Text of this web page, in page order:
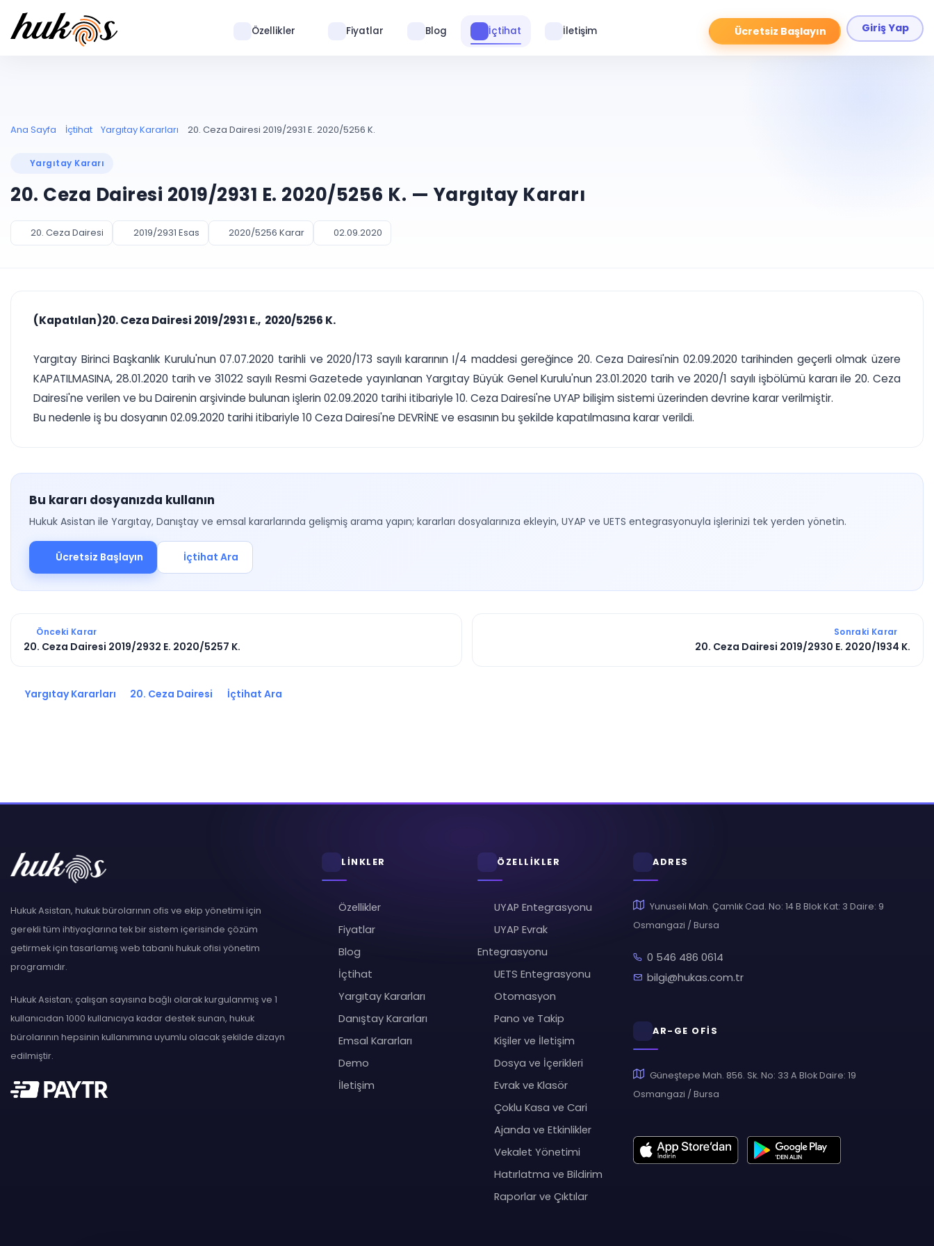
Ücretsiz Başlayın Giriş Yap
Özellikler Fiyatlar Blog İçtihat İletişim
Ana Sayfa İçtihat Yargıtay Kararları 20. Ceza Dairesi 2019/2931 E. 2020/5256 K.
Yargıtay Kararı
20. Ceza Dairesi 2019/2931 E. 2020/5256 K. — Yargıtay Kararı
20. Ceza Dairesi 2019/2931 Esas 2020/5256 Karar 02.09.2020
(Kapatılan)20. Ceza Dairesi 2019/2931 E., 2020/5256 K.
Yargıtay Birinci Başkanlık Kurulu'nun 07.07.2020 tarihli ve 2020/173 sayılı kararının I/4 maddesi gereğince 20. Ceza Dairesi'nin 02.09.2020 tarihinden geçerli olmak üzere
KAPATILMASINA, 28.01.2020 tarih ve 31022 sayılı Resmi Gazetede yayınlanan Yargıtay Büyük Genel Kurulu'nun 23.01.2020 tarih ve 2020/1 sayılı işbölümü kararı ile 20. Ceza
Dairesi'ne verilen ve bu Dairenin arşivinde bulunan işlerin 02.09.2020 tarihi itibariyle 10. Ceza Dairesi'ne UYAP bilişim sistemi üzerinden devrine karar verilmiştir.
Bu nedenle iş bu dosyanın 02.09.2020 tarihi itibariyle 10 Ceza Dairesi'ne DEVRİNE ve esasının bu şekilde kapatılmasına karar verildi.
Bu kararı dosyanızda kullanın
Hukuk Asistan ile Yargıtay, Danıştay ve emsal kararlarında gelişmiş arama yapın; kararları dosyalarınıza ekleyin, UYAP ve UETS entegrasyonuyla işlerinizi tek yerden yönetin.
Ücretsiz Başlayın İçtihat Ara
Önceki Karar
20. Ceza Dairesi 2019/2932 E. 2020/5257 K.
Sonraki Karar
20. Ceza Dairesi 2019/2930 E. 2020/1934 K.
Yargıtay Kararları 20. Ceza Dairesi İçtihat Ara
Hukuk Asistan, hukuk bürolarının ofis ve ekip yönetimi için
gerekli tüm ihtiyaçlarına tek bir sistem içerisinde çözüm
getirmek için tasarlamış web tabanlı hukuk ofisi yönetim
programıdır.
Hukuk Asistan; çalışan sayısına bağlı olarak kurgulanmış ve 1
kullanıcıdan 1000 kullanıcıya kadar destek sunan, hukuk
bürolarının hepsinin kullanımına uyumlu olacak şekilde dizayn
edilmiştir.
LİNKLER
Özellikler
Fiyatlar
Blog
İçtihat
Yargıtay Kararları
Danıştay Kararları
Emsal Kararları
Demo
İletişim
ÖZELLİKLER
UYAP Entegrasyonu
UYAP Evrak
Entegrasyonu
UETS Entegrasyonu
Otomasyon
Pano ve Takip
Kişiler ve İletişim
Dosya ve İçerikleri
Evrak ve Klasör
Çoklu Kasa ve Cari
Ajanda ve Etkinlikler
Vekalet Yönetimi
Hatırlatma ve Bildirim
Raporlar ve Çıktılar
ADRES
Yunuseli Mah. Çamlık Cad. No: 14 B Blok Kat: 3 Daire: 9
Osmangazi / Bursa
0 546 486 0614
bilgi@hukas.com.tr
AR-GE OFİS
Güneştepe Mah. 856. Sk. No: 33 A Blok Daire: 19
Osmangazi / Bursa